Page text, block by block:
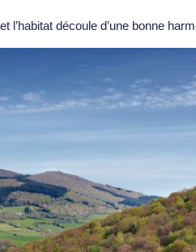
l’habitat découle d’une bonne